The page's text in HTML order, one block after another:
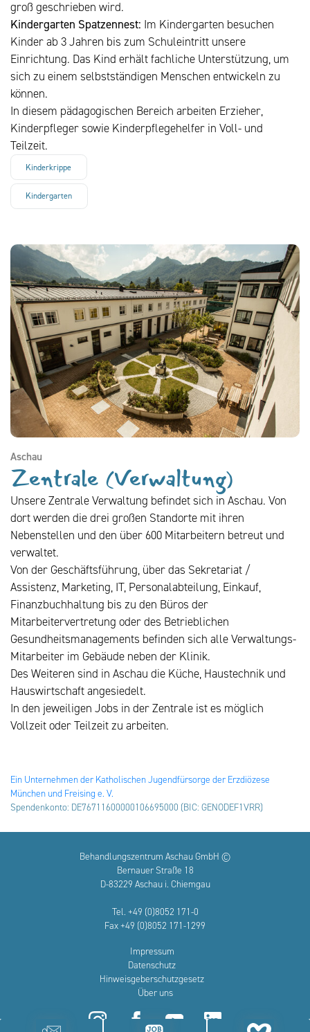
groß geschrieben wird.
Kindergarten Spatzennest: Im Kindergarten besuchen
Kinder ab 3 Jahren bis zum Schuleintritt unsere
Einrichtung. Das Kind erhält fachliche Unterstützung, um
sich zu einem selbstständigen Menschen entwickeln zu
können.
In diesem pädagogischen Bereich arbeiten Erzieher,
Kinderpfleger sowie Kinderpflegehelfer in Voll- und
Teilzeit.
Kinderkrippe
Kindergarten
Aschau
Zentrale (Verwaltung)
Unsere Zentrale Verwaltung befindet sich in Aschau. Von
dort werden die drei großen Standorte mit ihren
Nebenstellen und den über 600 Mitarbeitern betreut und
verwaltet.
Von der Geschäftsführung, über das Sekretariat /
Assistenz, Marketing, IT, Personalabteilung, Einkauf,
Finanzbuchhaltung bis zu den Büros der
Mitarbeitervertretung oder des Betrieblichen
Gesundheitsmanagements befinden sich alle Verwaltungs-
Mitarbeiter im Gebäude neben der Klinik.
Des Weiteren sind in Aschau die Küche, Haustechnik und
Hauswirtschaft angesiedelt.
In den jeweiligen Jobs in der Zentrale ist es möglich
Vollzeit oder Teilzeit zu arbeiten.
Ein Unternehmen der Katholischen Jugendfürsorge der Erzdiözese
München und Freising e. V.
Spendenkonto: DE76711600000106695000 (BIC: GENODEF1VRR)
Behandlungszentrum Aschau GmbH ©
Bernauer Straße 18
D-83229 Aschau i. Chiemgau
Tel. +49 (0)8052 171-0
Fax +49 (0)8052 171-1299
Impressum
Datenschutz
Hinweisgeberschutzgesetz
Über uns